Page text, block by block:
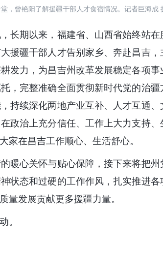
，曾艳阳了解援疆干部人才食宿情况。记者巨海成
期以来，福建省、山西省始终站在
援疆干部人才告别家乡、奔赴昌吉，
发力，为昌吉州改革发展稳定各项
，完整准确全面贯彻新时代党的治
持续深化两地产业互补、人才互通、
政治上充分信任、工作上大力支持
家在昌吉工作顺心、生活舒心。
心关怀与贴心保障，接下来将把州
状态和过硬的工作作风，扎实推进
量发展贡献更多援疆力量。
。